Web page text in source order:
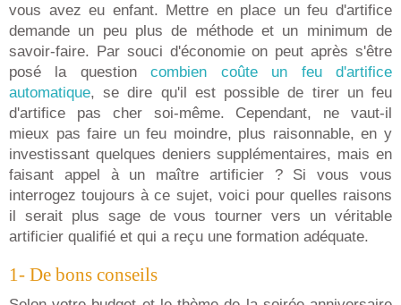
vous avez eu enfant. Mettre en place un feu d'artifice
demande un peu plus de méthode et un minimum de
savoir-faire. Par souci d'économie on peut après s'être
posé la questioncombien coûte un feu d'artifice
automatique, se dire qu'il est possible de tirer un feu
d'artifice pas cher soi-même. Cependant, ne vaut-il
mieux pas faire un feu moindre, plus raisonnable, en y
investissant quelques deniers supplémentaires, mais en
faisant appel à un maître artificier ? Si vous vous
interrogez toujours à ce sujet, voici pour quelles raisons
il serait plus sage de vous tourner vers un véritable
artificier qualifié et qui a reçu une formation adéquate.
1- De bons conseils